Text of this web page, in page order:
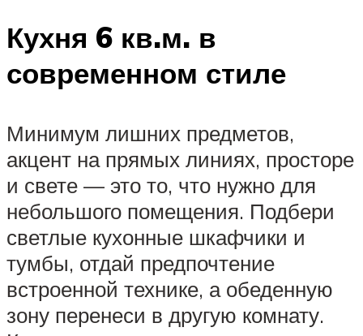
Кухня 6 кв.м. в
современном стиле
Минимум лишних предметов,
акцент на прямых линиях, просторе
и свете — это то, что нужно для
небольшого помещения. Подбери
светлые кухонные шкафчики и
тумбы, отдай предпочтение
встроенной технике, а обеденную
зону перенеси в другую комнату.